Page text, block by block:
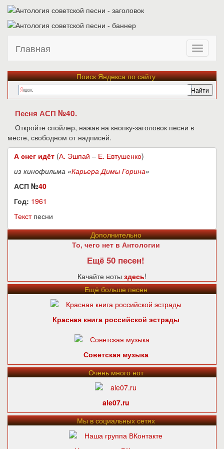
Главная
Поиск Яндекса по сайту
Песня АСП №40.
Откройте спойлер, нажав на кнопку-заголовок песни в
месте, свободном от надписей.
А снег идёт (А. Эшпай – Е. Евтушенко)
из кинофильма «Карьера Димы Горина»
АСП №40
Год: 1961
Текстпесни
Дополнительно
То, чего нет в Антологии
Ещё 50 песен!
Качайте ноты здесь!
Ещё больше песен
Красная книга российской эстрады
Советская музыка
Очень много нот
ale07.ru
Мы в социальных сетях